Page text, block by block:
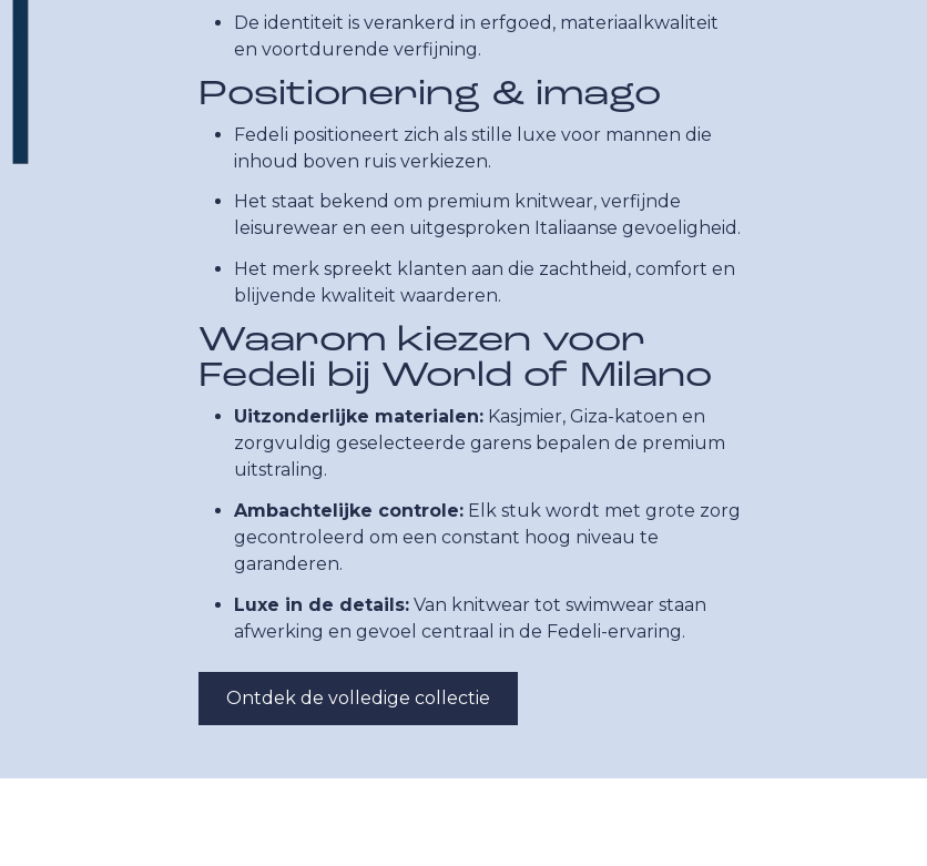
De identiteit is verankerd in erfgoed, materiaalkwaliteit
en voortdurende verfijning.
Positionering & imago
Fedeli positioneert zich als stille luxe voor mannen die
inhoud boven ruis verkiezen.
Het staat bekend om premium knitwear, verfijnde
leisurewear en een uitgesproken Italiaanse gevoeligheid.
Het merk spreekt klanten aan die zachtheid, comfort en
blijvende kwaliteit waarderen.
Waarom kiezen voor
Fedeli bij World of Milano
Uitzonderlijke materialen: Kasjmier, Giza-katoen en
zorgvuldig geselecteerde garens bepalen de premium
uitstraling.
Ambachtelijke controle: Elk stuk wordt met grote zorg
gecontroleerd om een constant hoog niveau te
garanderen.
Luxe in de details: Van knitwear tot swimwear staan
afwerking en gevoel centraal in de Fedeli-ervaring.
Ontdek de volledige collectie